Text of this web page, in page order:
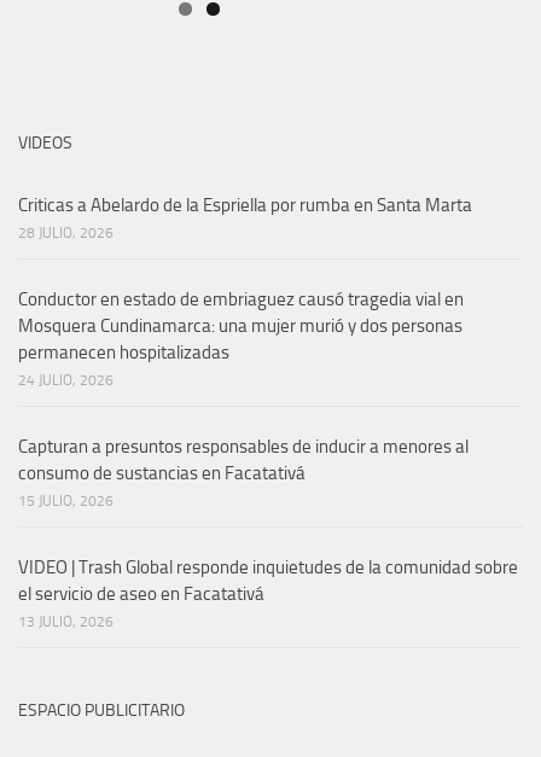
VIDEOS
Criticas a Abelardo de la Espriella por rumba en Santa Marta
28 JULIO, 2026
Conductor en estado de embriaguez causó tragedia vial en
Mosquera Cundinamarca: una mujer murió y dos personas
permanecen hospitalizadas
24 JULIO, 2026
Capturan a presuntos responsables de inducir a menores al
consumo de sustancias en Facatativá
15 JULIO, 2026
VIDEO | Trash Global responde inquietudes de la comunidad sobre
el servicio de aseo en Facatativá
13 JULIO, 2026
ESPACIO PUBLICITARIO